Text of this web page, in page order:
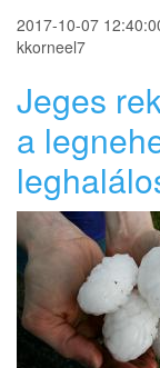
2017-10-07
kkorneel7
Jeges
a